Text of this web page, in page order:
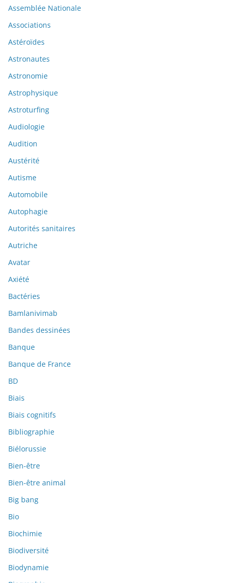
Assemblée Nationale
Associations
Astéroïdes
Astronautes
Astronomie
Astrophysique
Astroturfing
Audiologie
Audition
Austérité
Autisme
Automobile
Autophagie
Autorités sanitaires
Autriche
Avatar
Axiété
Bactéries
Bamlanivimab
Bandes dessinées
Banque
Banque de France
BD
Biais
Biais cognitifs
Bibliographie
Biélorussie
Bien-être
Bien-être animal
Big bang
Bio
Biochimie
Biodiversité
Biodynamie